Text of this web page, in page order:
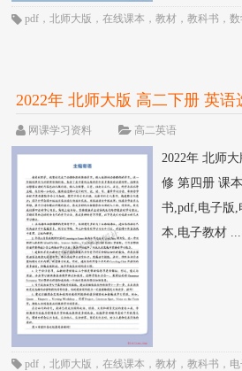
pdf ，北师大版 ，在线课本 ，教材 ，教科书 ，数
2022年 北师大版 高二下册 英
课本 pdf 高清
网课学习资料 高二英语
2022年 北师
修 第四册 课
书,pdf,电子版
本,电子教材
pdf ，北师大版 ，在线课本 ，教材 ，教科书 ，